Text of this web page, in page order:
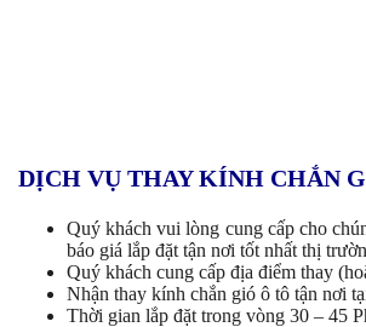
DỊCH VỤ THAY KÍNH CHẮN
Quý khách vui lòng cung cấp cho
báo giá lắp đặt tận nơi tốt nhất thị
Quý khách cung cấp địa điểm thay
Nhận thay kính chắn gió ô tô tận nơi
Thời gian lắp đặt trong vòng 30 – 45